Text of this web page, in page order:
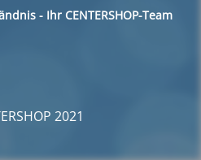
- Ihr CENTERSHOP-Team
2021